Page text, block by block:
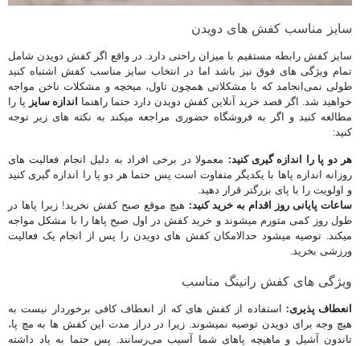
سایز مناسب کفش های دویدن
سایز کفش رابطه مستقیم با میزان راحتی دارد. در واقع اگر کفش دویدن شامل
تمام ویژگی های فوق نیز باشد اما در انتخاب سایز مناسب کفش اشتباه کنید
طولی نمی‌انجامد که با مشکلاتی همچون تاول، میخچه و مشکلات ناخن مواجه
خواهید شد. اگر قصد خرید آنلاین کفش دویدن دارد حتما راهنما اندازه سایز پا را
مطالعه کنید و اگر به فروشگاه حضوری مراجعه میکند به نکته های زیر توجه
کنید:
هر دو پا را اندازه گیری کنید: معمولا در برخی افراد به دلیل انجام فعالیت های
روزانه اندازه پاها با یکدیگر متفاوت است پس حتما هر دو پا را اندازه گیری کنید
و اولویت را با پای بزرگتر قرار دهید.
ساعات پایانی روز اقدام به خرید کنید: هیچ موقع صبح کفش نخرید! زیرا پاها در
طول روز کمی متورم میشوند و خرید کفش در اول صبح پاها را با مشکل مواجه
میکند. توصیه میشود حدالامکان کفش های دویدن را پس از انجام یک فعالیت
ورزشی بخرید.
ویژگی های کفش رانینگ مناسب
انعطاف پذیری: استفاده از کفش های که از انعطاف کافی برخوردار نیست به
هیچ وجه برای دویدن توصیه نمیشوند. زیرا در دراز مدت این کفش ها به مچ پا،
تاندون آشیل و ماهیچه پاهای شما آسیب می‌رسانند. پس حتما به یاد داشته